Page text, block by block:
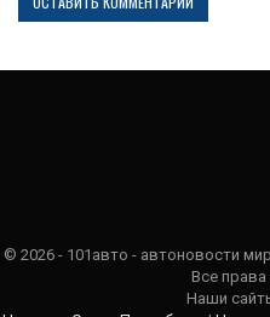
© 2026 - 101авто - автоновости
Все
Наши